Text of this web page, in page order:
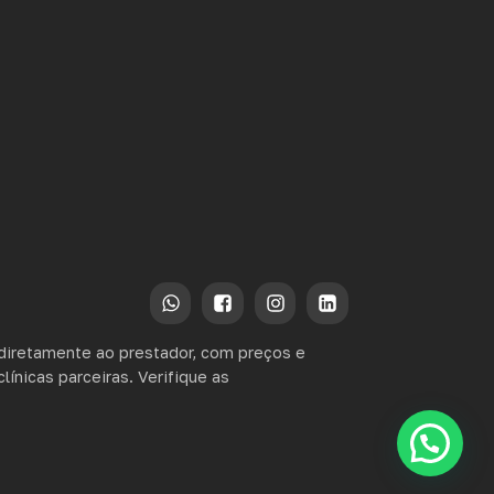
ao prestador, com preços e
parceiras. Verifique as